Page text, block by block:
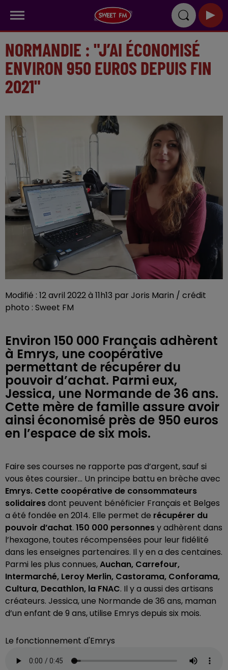
NORMANDIE : "J’AI ÉCONOMISÉ
ENVIRON 950 EUROS DEPUIS FIN
2021"
Modifié : 12 avril 2022 à 11h13 par Joris Marin / crédit
photo : Sweet FM
Environ 150 000 Français adhèrent
à Emrys, une coopérative
permettant de récupérer du
pouvoir d’achat. Parmi eux,
Jessica, une Normande de 36 ans.
Cette mère de famille assure avoir
ainsi économisé près de 950 euros
en l’espace de six mois.
Faire ses courses ne rapporte pas d’argent, sauf si
vous êtes coursier... Un principe battu en brèche avec
Emrys. Cette coopérative de consommateurs
solidairesdont peuvent bénéficier Français et Belges
a été fondée en 2014. Elle permet de récupérer du
pouvoir d’achat. 150 000 personnesy adhèrent dans
l’hexagone, toutes récompensées pour leur fidélité
dans les enseignes partenaires. Il y en a des centaines.
Parmi les plus connues,Auchan, Carrefour,
Intermarché, Leroy Merlin, Castorama, Conforama,
Cultura, Decathlon, la FNAC. Il y a aussi des artisans
créateurs. Jessica, une Normande de 36 ans, maman
d’un enfant de 9 ans, utilise Emrys depuis six mois.
Le fonctionnement d'Emrys